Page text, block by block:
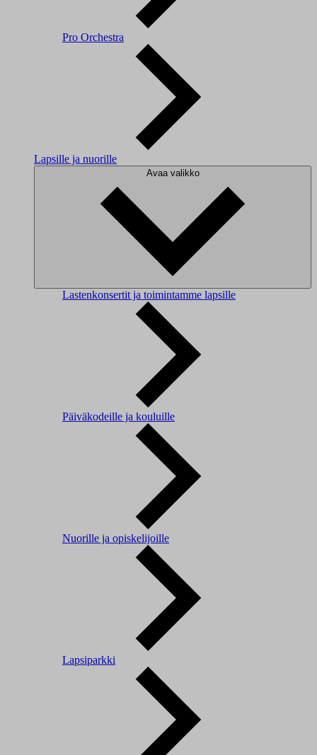
Pro Orchestra
Lapsille ja nuorille
Avaa valikko
Lastenkonsertit ja toimintamme lapsille
Päiväkodeille ja kouluille
Nuorille ja opiskelijoille
Lapsiparkki